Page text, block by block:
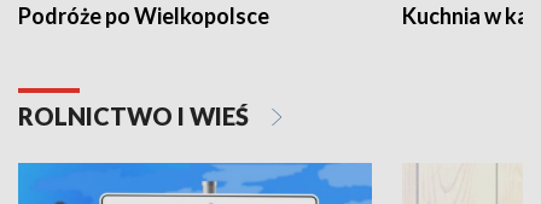
Podróże po Wielkopolsce Kuchnia w
ROLNICTWO I WIEŚ